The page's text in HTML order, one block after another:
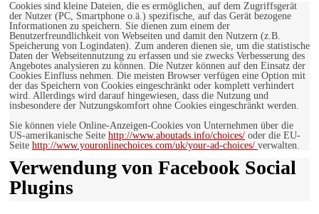
Cookies sind kleine Dateien, die es ermöglichen, auf dem Zugriffsgerät
der Nutzer (PC, Smartphone o.ä.) spezifische, auf das Gerät bezogene
Informationen zu speichern. Sie dienen zum einem der
Benutzerfreundlichkeit von Webseiten und damit den Nutzern (z.B.
Speicherung von Logindaten). Zum anderen dienen sie, um die statistische
Daten der Webseitennutzung zu erfassen und sie zwecks Verbesserung des
Angebotes analysieren zu können. Die Nutzer können auf den Einsatz der
Cookies Einfluss nehmen. Die meisten Browser verfügen eine Option mit
der das Speichern von Cookies eingeschränkt oder komplett verhindert
wird. Allerdings wird darauf hingewiesen, dass die Nutzung und
insbesondere der Nutzungskomfort ohne Cookies eingeschränkt werden.
Sie können viele Online-Anzeigen-Cookies von Unternehmen über die
US-amerikanische Seite http://www.aboutads.info/choices/ oder die EU-
Seite http://www.youronlinechoices.com/uk/your-ad-choices/ verwalten.
Verwendung von Facebook Social
Plugins